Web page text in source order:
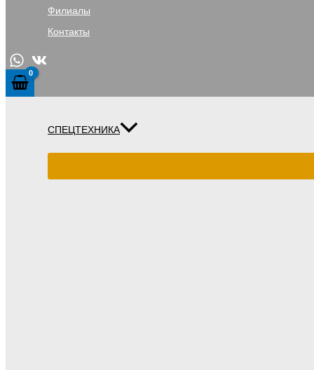
Филиалы
Контакты
СПЕЦТЕХНИКА